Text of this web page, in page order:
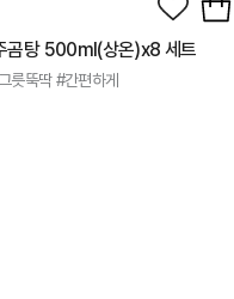
곰탕 500ml(상온)x8 세트
릇뚝딱 #간편하게